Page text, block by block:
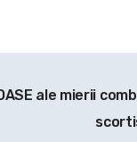
ale mierii